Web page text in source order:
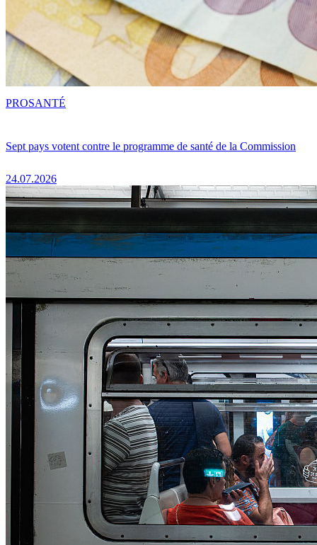
Sept pays votent contre le programme de santé de la Commission
24.07.2026
PROSANTÉ